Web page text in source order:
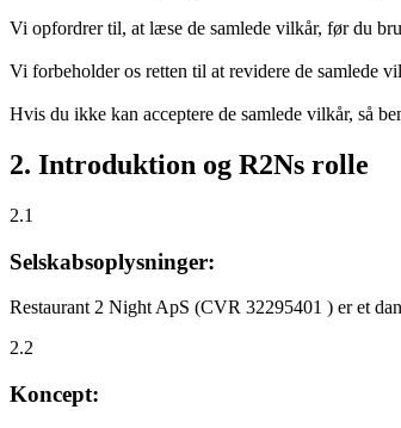
Vi opfordrer til, at læse de samlede vilkår, før du
Vi forbeholder os retten til at revidere de samlede
Hvis du ikke kan acceptere de samlede vilkår, så
2. Introduktion og R2Ns rolle
2.1
Selskabsoplysninger:
Restaurant 2 Night ApS (CVR 32295401 ) er et
2.2
Koncept: